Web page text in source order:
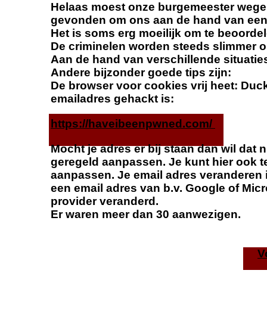
Helaas moest onze burgemeester
gevonden om ons aan de hand van
Het is soms erg moeilijk om te
De criminelen worden steeds slimmer
Aan de hand van verschillende
Andere bijzonder goede tips zijn:
De browser voor cookies vrij heet:
emailadres gehackt is:
https://haveibeenpwned.com/
Mocht je adres er bij staan dan wil dat
geregeld aanpassen. Je kunt hier ook
aanpassen. Je email adres
een email adres van b.v. Google of
provider veranderd.
Er waren meer dan 30 aanwezigen.